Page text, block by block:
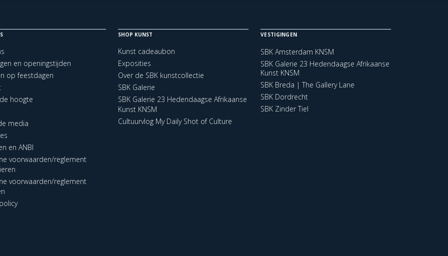
en openingstijden
op feestdagen
hoogte
media
en ANBI
voorwaarden/reglement
voorwaarden/reglement
SHOP KUNST
Kunst cadeaubon
Exposities
Over de SBK kunstcollectie
SBK Galerie
SBK Galerie 23 Hedendaagse Afrikaanse
Kunst KNSM
Cultuurvlog My Daily Shot of Culture
VESTIGINGEN
SBK Amsterdam KNSM
SBK Galerie 23 Hedendaagse Afrikaanse
Kunst KNSM
SBK Breda | The Gallery Lane
SBK Dordrecht
SBK Zinder Tiel